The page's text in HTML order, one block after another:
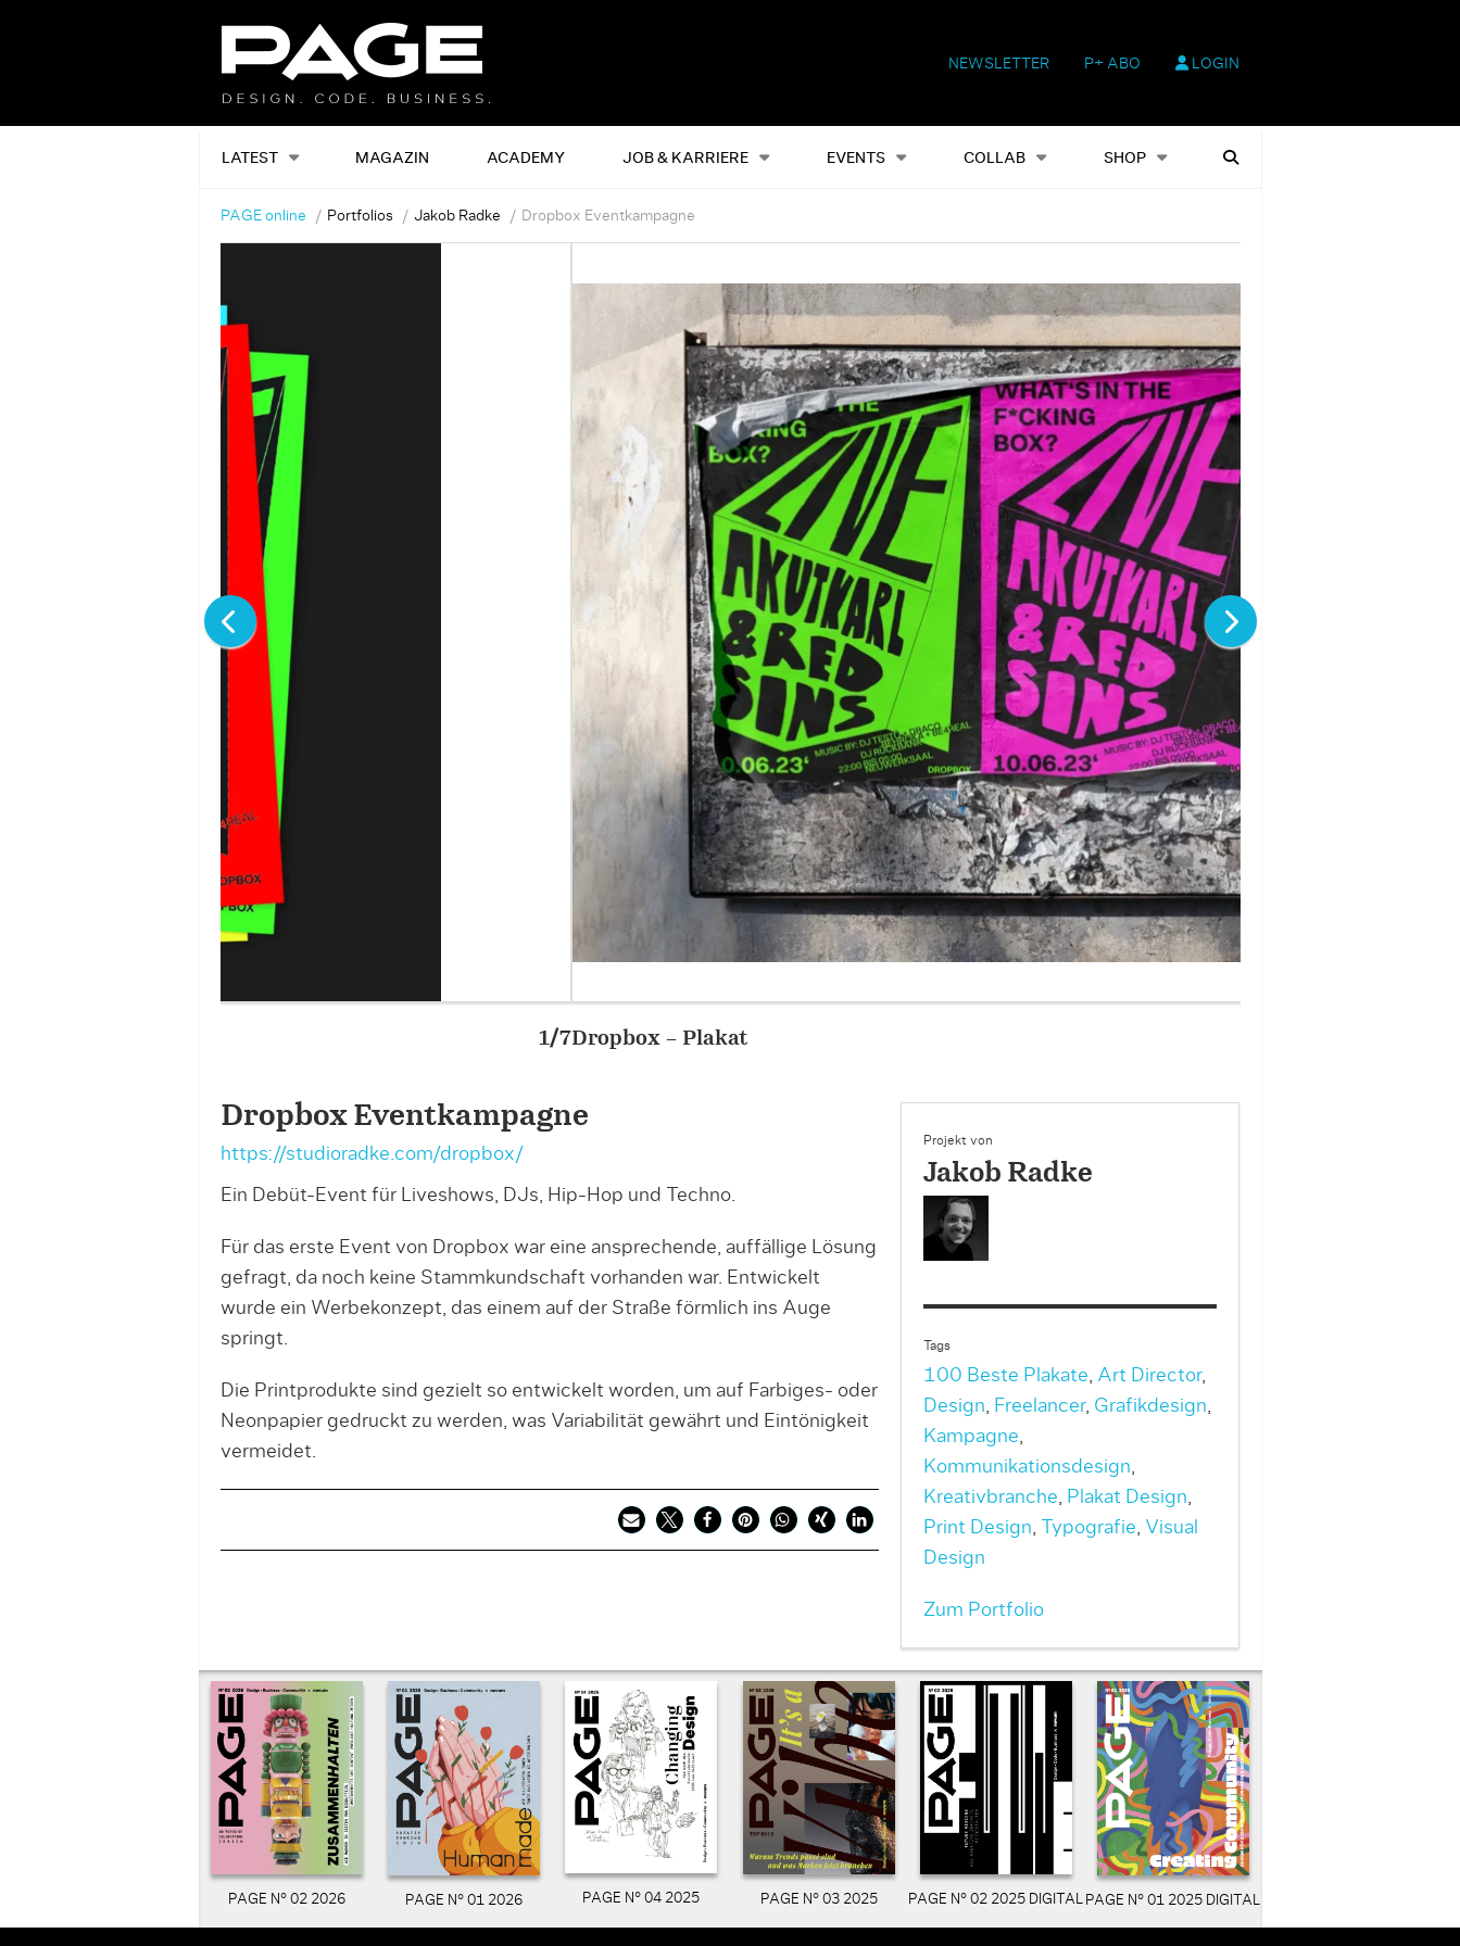
NEWSLETTER P+ ABO LOGIN
LATEST MAGAZIN ACADEMY JOB & KARRIERE EVENTS COLLAB SHOP
Alles Events Shop Heftausgaben Suchen
PAGE online Portfolios Jakob Radke Dropbox Eventkampagne
Dropbox Eventkampagne
https://studioradke.com/dropbox/
Ein Debüt-Event für Liveshows, DJs, Hip-Hop und Techno.
Für das erste Event von Dropbox war eine ansprechende, auffällige Lösung
gefragt, da noch keine Stammkundschaft vorhanden war. Entwickelt
wurde ein Werbekonzept, das einem auf der Straße förmlich ins Auge
springt.
Die Printprodukte sind gezielt so entwickelt worden, um auf Farbiges- oder
Neonpapier gedruckt zu werden, was Variabilität gewährt und Eintönigkeit
vermeidet.
Projekt von
Jakob Radke
Tags
100 Beste Plakate, Art Director,
Design, Freelancer, Grafikdesign,
Kampagne,
Kommunikationsdesign,
Kreativbranche, Plakat Design,
Print Design, Typografie, Visual
Design
Zum Portfolio
PAGE N° 02 2026 PAGE N° 01 2026 PAGE N° 04 2025 PAGE N° 03 2025 PAGE N° 02 2025 DIGITAL PAGE N° 01 2025 DIGITAL